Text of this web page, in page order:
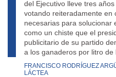
del Ejecutivo lleve tres
votando reiteradamente en
necesarias para solucionar
como un chiste que el
publicitario de su partido
a los ganaderos por litro de
FRANCISCO RODRÍGUEZ
LÁCTEA